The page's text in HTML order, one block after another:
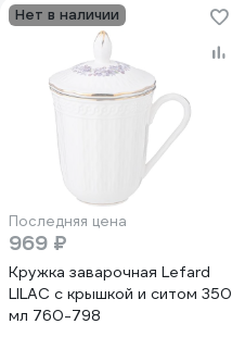
Нет в наличии
Последняя цена
969 ₽
Кружка заварочная Lefard
LILAC с крышкой и ситом 350
мл 760-798